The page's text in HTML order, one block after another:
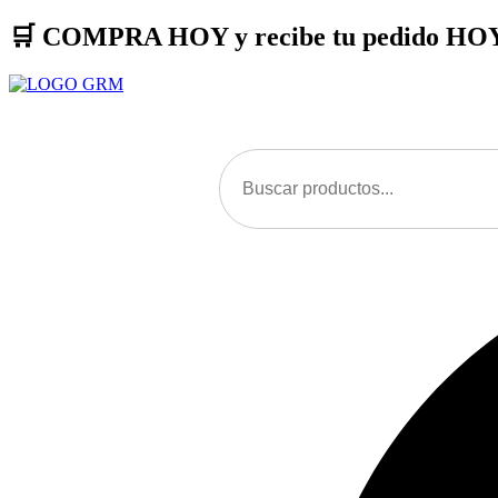
Ir
al
contenido
🛒 COMPRA HOYy recibe tu pedido